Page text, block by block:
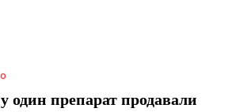
один препарат продавали